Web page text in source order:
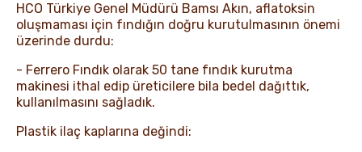
HCO Türkiye Genel Müdürü Bamsı Akın, aflatoksin
oluşmaması için fındığın doğru kurutulmasının önemi
üzerinde durdu:
- Ferrero Fındık olarak 50 tane fındık kurutma
makinesi ithal edip üreticilere bila bedel dağıttık,
kullanılmasını sağladık.
Plastik ilaç kaplarına değindi: